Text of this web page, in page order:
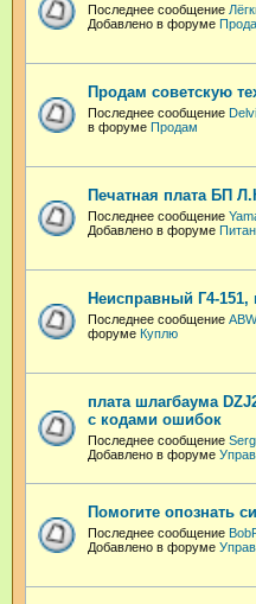
Последнее сообщение
Добавлено в форуме
Продам советскую
Последнее сообщение
в форуме Продам
Печатная плата БП
Последнее сообщение
Добавлено в форуме
Неисправный Г4-151,
Последнее сообщение ABW
форуме Куплю
плата шлагбаума
с кодами ошибок
Последнее сообщение
Добавлено в форуме
Помогите опознать
Последнее сообщение
Добавлено в форуме